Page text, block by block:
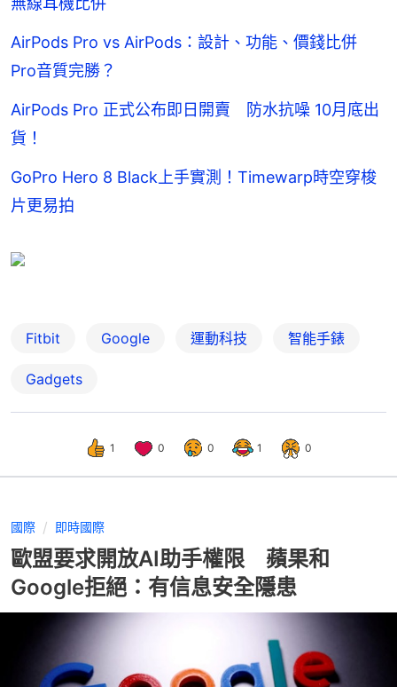
AirPods Pro vs AirPods：設計、功能、價錢比併
Pro音質完勝？
AirPods Pro 正式公布即日開賣 防水抗噪 10月底出
貨！
GoPro Hero 8 Black上手實測！Timewarp時空穿梭
片更易拍
Fitbit Google 運動科技 智能手錶
Gadgets
1 0 0 1 0
國際 即時國際
歐盟要求開放AI助手權限 蘋果和
Google拒絕：有信息安全隱患